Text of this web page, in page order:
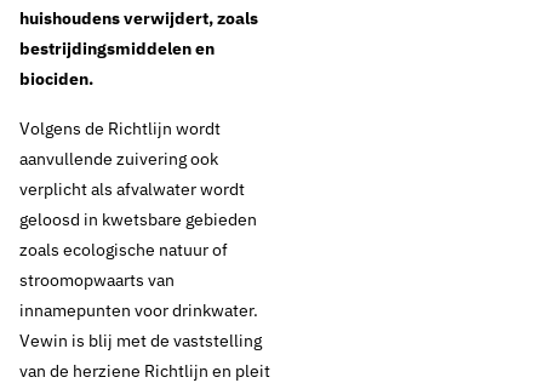
Richtlijn Stedelijk
Afvalwater
vastgesteld, positief
voor waterkwaliteit
huishoudens verwijdert, zoals
bestrijdingsmiddelen en
biociden.
Volgens de Richtlijn wordt
aanvullende zuivering ook
verplicht als afvalwater wordt
geloosd in kwetsbare gebieden
zoals ecologische natuur of
stroomopwaarts van
innamepunten voor drinkwater.
Vewin is blij met de vaststelling
van de herziene Richtlijn en pleit